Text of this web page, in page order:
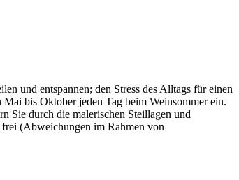
und entspannen; den Stress des Alltags für einen
bis Oktober jeden Tag beim Weinsommer ein.
Sie durch die malerischen Steillagen und
(Abweichungen im Rahmen von